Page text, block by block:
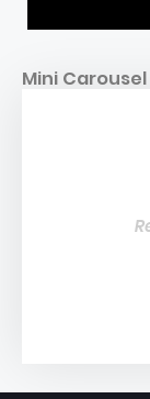
Mini Carousel